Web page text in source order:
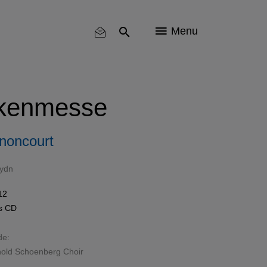
Menu
CD
Schoenberg Choir